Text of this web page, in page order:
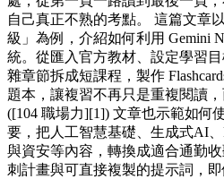
自己真正不熟的考點。 這篇文章
級」為例，介紹如何利用 Gemini
統。從匯入官方教材、設定學習
雜章節拆成短課程，製作
題本，讓複習不再只是重複閱讀
([104 職場力][1]) 文章也示範如何
要，把人工智慧基礎、生成式AI
與資安等內容，轉換成適合通勤
刺計畫與可直接複製的提示詞，